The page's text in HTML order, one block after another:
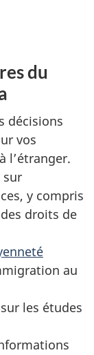
du
décisions
vos
l’étranger.
sur
y compris
droits de
au
les études